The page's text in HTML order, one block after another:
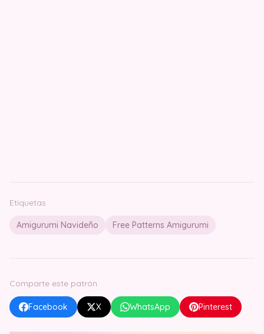
Etiquetas
Amigurumi Navideño Free Patterns Amigurumi
Comparte este patrón
Facebook X WhatsApp Pinterest